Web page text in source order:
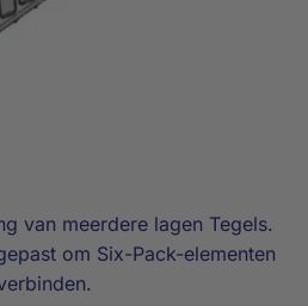
van meerdere lagen Tegels.
om Six-Pack-elementen